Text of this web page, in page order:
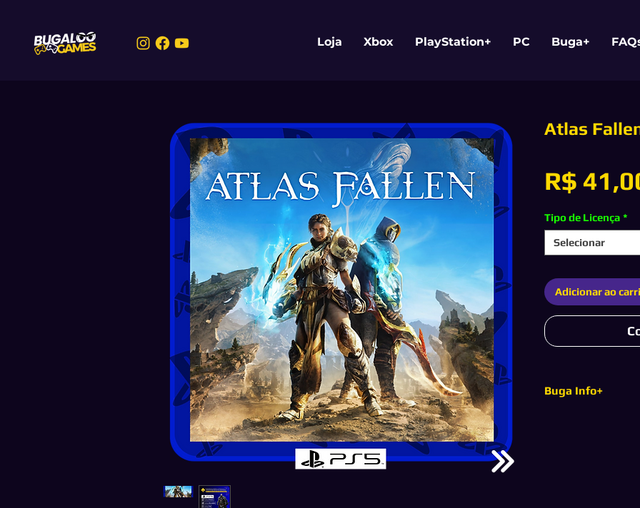
Loja Xbox PlayStation+ PC Buga+
Atlas
R$
Tipo de Licença *
Selecionar
Adicionar ao
Buga Info+